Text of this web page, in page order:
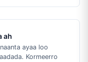
ah
ayaa loo
Kormeerro